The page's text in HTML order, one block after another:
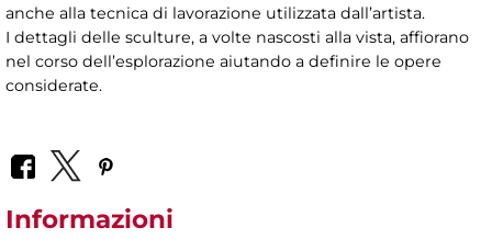
anche alla tecnica di lavorazione utilizzata dall’artista.
I dettagli delle sculture, a volte nascosti alla vista, affiorano
nel corso dell’esplorazione aiutando a definire le opere
considerate.
Informazioni